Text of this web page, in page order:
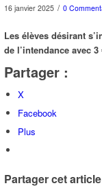
16 janvier 2025 / 0
Les élèves désirant
de l’intendance avec 3
Partager :
X
Facebook
Plus
Partager cet article